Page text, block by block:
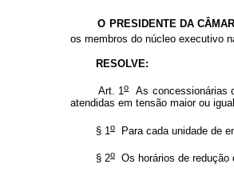
O PRESIDENTE DA
os membros do núcleo executivo
RESOLVE:
Art. 1oAs concessionárias
atendidas em tensão maior ou
§ 1 o Para cada unidade de
§ 2o Os horários de